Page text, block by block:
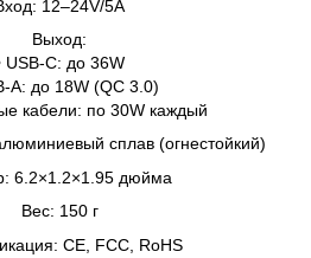
12–24V/5A
Выход:
USB-C: до 36W
A: до 18W (QC 3.0)
кабели: по 30W каждый
сплав (огнестойкий)
6.2×1.2×1.95 дюйма
Вес: 150 г
CE, FCC, RoHS